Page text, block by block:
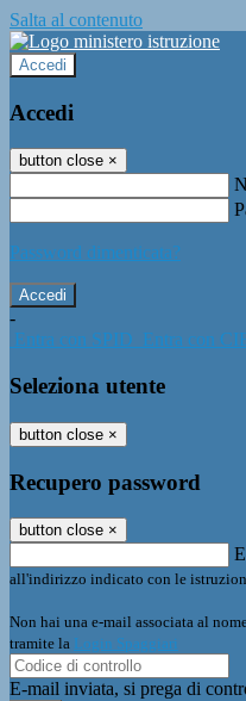
Salta al contenuto
Accedi
Accedi
button close ×
Password dimenticata?
-
Entra con SPID Entra con
Seleziona utente
button close ×
Recupero password
button close ×
all'indirizzo indicato con le
Non hai una e-mail associata al
tramite la Login Spaggiari
E-mail inviata, si prega di